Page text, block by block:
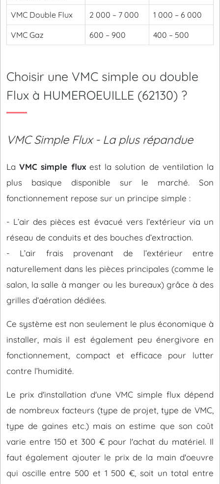
VMC Double Flux 2 000 – 7 000 1 000 – 6 000
VMC Gaz 600 – 900 400 – 500
Choisir une VMC simple ou double
Flux à HUMEROEUILLE (62130) ?
VMC Simple Flux - La plus répandue
LaVMC simple fluxest la solution de ventilation la
plus basique disponible sur le marché. Son
fonctionnement repose sur un principe simple :
- L’air des pièces est évacué vers l’extérieur via un
réseau de conduits et des bouches d’extraction.
- L’air frais provenant de l’extérieur entre
naturellement dans les pièces principales (comme le
salon, la salle à manger ou les bureaux) grâce à des
grilles d’aération dédiées.
Ce système est non seulement le plus économique à
installer, mais il est également peu énergivore en
fonctionnement, compact et efficace pour lutter
contre l’humidité.
Le prix d'installation d'une VMC simple flux dépend
de nombreux facteurs (type de projet, type de VMC,
type de gaines etc.) mais on estime que son coût
varie entre 150 et 300 € pour l'achat du matériel. Il
faut également ajouter le prix de la main d'oeuvre
qui oscille entre 500 et 1 500 €, soit un total entre